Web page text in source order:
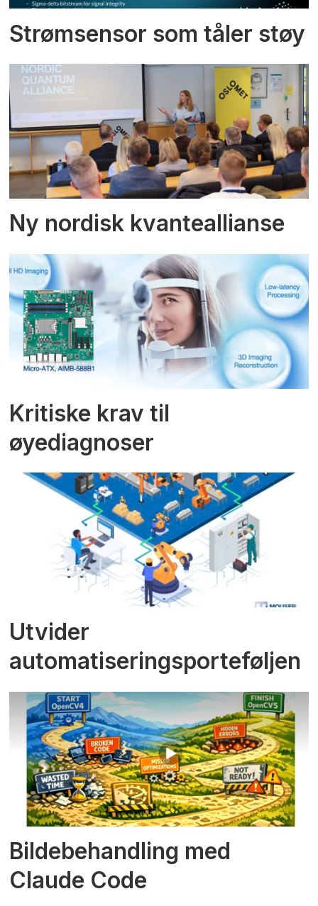
Strømsensor som tåler støy
Ny nordisk kvanteallianse
Kritiske krav til
øyediagnoser
Utvider
automatiseringsporteføljen
Bildebehandling med
Claude Code